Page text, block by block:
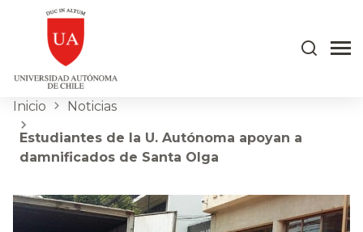
Inicio Noticias
Estudiantes de la U. Autónoma apoyan a
damnificados de Santa Olga